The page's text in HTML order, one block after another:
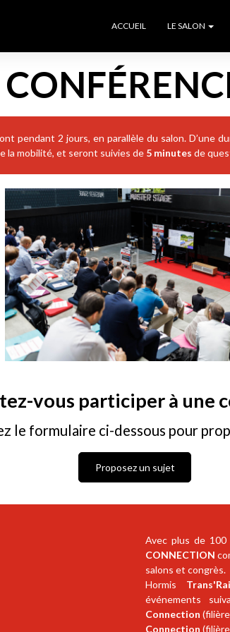
ACCUEIL LE SALON
pendant 2 jours, en parallèle du salon. D’une
la mobilité, et seront suivies de 5 minutes de
vous participer à une
le formulaire ci-dessous pour
Proposez un sujet
Avec plus de 100
CONNECTION
salons et congrès.
Hormis
événements
Connection
Connection